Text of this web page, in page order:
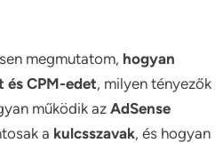
megmutatom, hogyan
és CPM-edet, milyen tényezők
működik azAdSense
a kulcsszavak, és hogyan